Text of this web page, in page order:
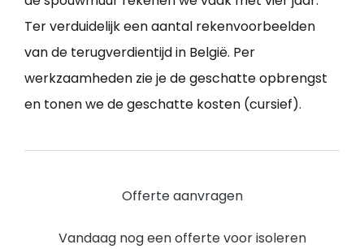
Ter verduidelijk een aantal rekenvoorbeelden
van de terugverdientijd in België. Per
werkzaamheden zie je de geschatte opbrengst
en tonen we de geschatte kosten (cursief).
Offerte aanvragen
Vandaag nog een offerte voor isoleren